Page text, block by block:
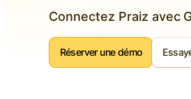
Connectez Praiz avec
Réserver une démo